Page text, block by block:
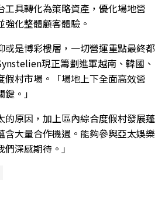
工具轉化為策略資產，優化場地營
化整體顧客體驗。
或是博彩樓層，一切營運重點最終都
現正籌劃進軍越南、韓國、
假村市場。「場地上下全面高效營
。」
的原因，加上區內綜合度假村發展蓬
含大量合作機遇。能夠參與亞太娛樂
深感期待。」